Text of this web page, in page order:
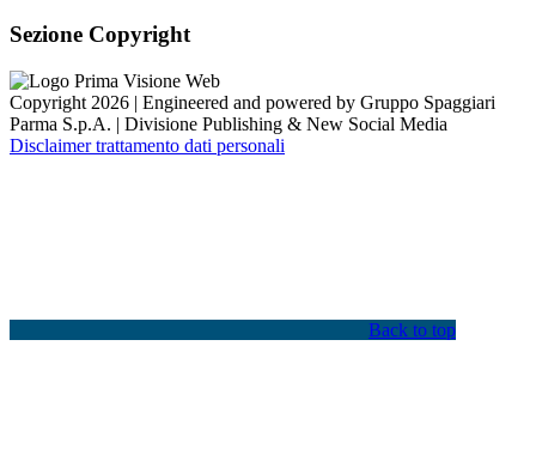
Sezione Copyright
Copyright 2026 | Engineered and powered by Gruppo Spaggiari
Parma S.p.A. | Divisione Publishing & New Social Media
Disclaimer trattamento dati personali
Back to top